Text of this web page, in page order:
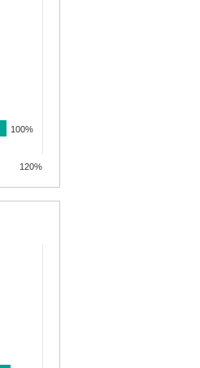
100%
100%
120%